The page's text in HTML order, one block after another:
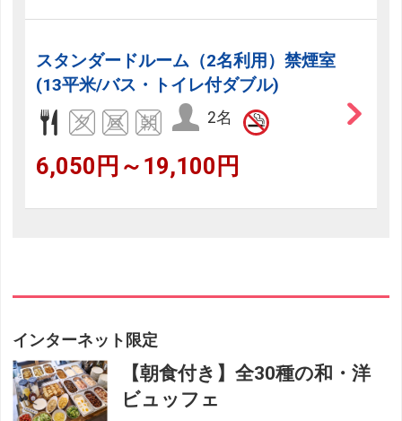
スタンダードルーム（2名利用）禁煙室
(13平米/バス・トイレ付ダブル)
2名
6,050円～19,100円
インターネット限定
【朝食付き】全30種の和・洋
ビュッフェ